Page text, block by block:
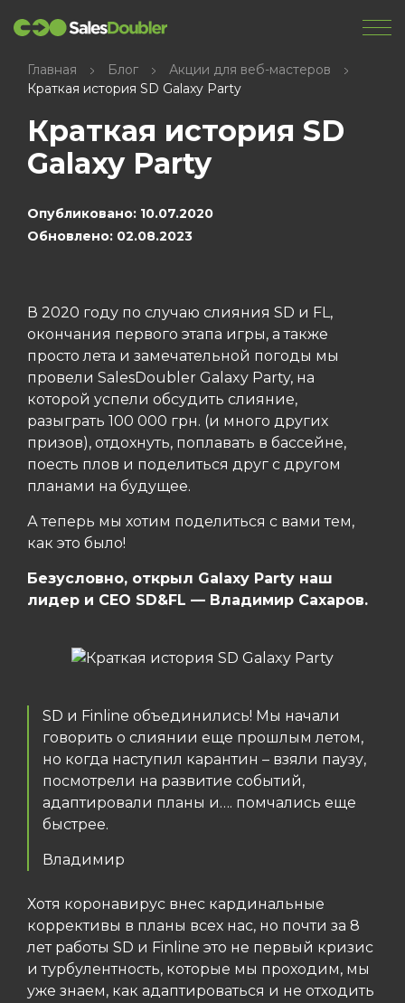
Главная Блог
Акции для веб-мастеров
Краткая история SD Galaxy Party
Краткая история SD
Galaxy Party
Опубликовано: 10.07.2020
Обновлено: 02.08.2023
В 2020 году по случаю слияния SD и FL,
окончания первого этапа игры, а также
просто лета и замечательной погоды мы
провели SalesDoubler Galaxy Party, на
которой успели обсудить слияние,
разыграть 100 000 грн. (и много других
призов), отдохнуть, поплавать в бассейне,
поесть плов и поделиться друг с другом
планами на будущее.
А теперь мы хотим поделиться с вами тем,
как это было!
Безусловно, открыл Galaxy Party наш
лидер и СЕО SD&FL — Владимир Сахаров.
SD и Finline объединились! Мы начали
говорить о слиянии еще прошлым летом,
но когда наступил карантин – взяли паузу,
посмотрели на развитие событий,
адаптировали планы и…. помчались еще
быстрее.
Владимир
Хотя коронавирус внес кардинальные
коррективы в планы всех нас, но почти за 8
лет работы SD и Finline это не первый кризис
и турбулентность, которые мы проходим, мы
уже знаем, как адаптироваться и не отходить